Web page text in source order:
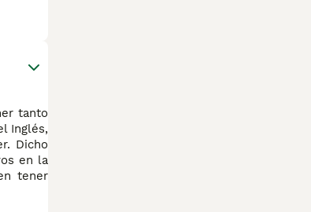
tanto
Inglés,
Dicho
en la
tener